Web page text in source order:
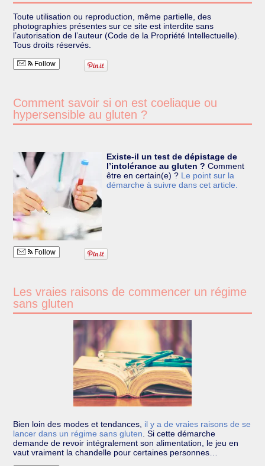
Toute utilisation ou reproduction, même partielle, des
photographies présentes sur ce site est interdite sans
l’autorisation de l’auteur (Code de la Propriété Intellectuelle).
Tous droits réservés.
Follow
Comment savoir si on est coeliaque ou
hypersensible au gluten ?
Existe-il un test de dépistage de
l’intolérance au gluten ? Comment
être en certain(e) ?Le point sur la
démarche à suivre dans cet article.
Follow
Les vraies raisons de commencer un régime
sans gluten
Bien loin des modes et tendances, il y a de vraies raisons de se
lancer dans un régime sans gluten. Si cette démarche
demande de revoir intégralement son alimentation, le jeu en
vaut vraiment la chandelle pour certaines personnes…